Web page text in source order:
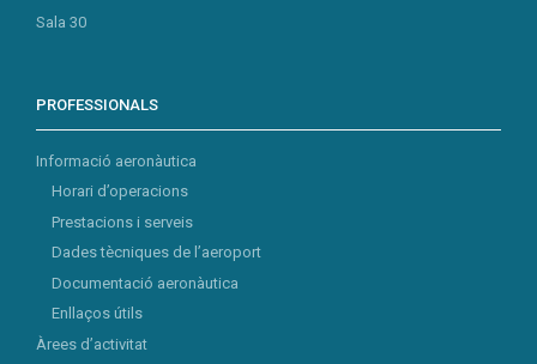
Sala 30
PROFESSIONALS
Informació aeronàutica
Horari d’operacions
Prestacions i serveis
Dades tècniques de l’aeroport
Documentació aeronàutica
Enllaços útils
Àrees d’activitat